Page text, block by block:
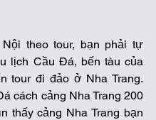
theo tour, bạn phải tự
lịch Cầu Đá, bến tàu của
tour đi đảo ở Nha Trang.
cách cảng Nha Trang 200
thấy cảng Nha Trang bạn